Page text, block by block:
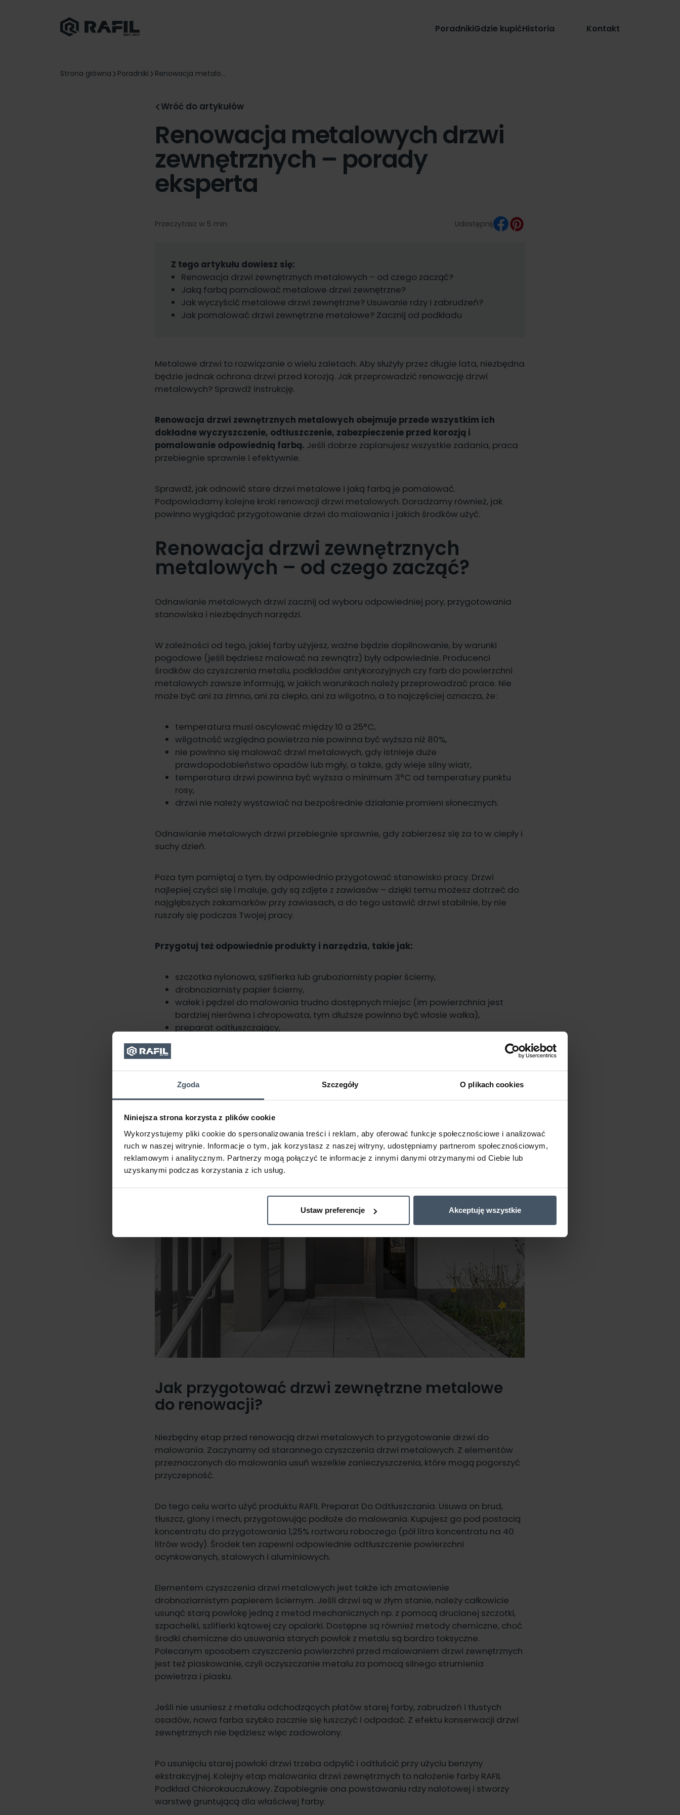
Zgoda Szczegóły O plikach cookies
Niniejsza strona korzysta z plików cookie
Wykorzystujemy pliki cookie do spersonalizowania treści i reklam, aby oferować funkcje społecznościowe i analizować
ruch w naszej witrynie. Informacje o tym, jak korzystasz z naszej witryny, udostępniamy partnerom społecznościowym,
reklamowym i analitycznym. Partnerzy mogą połączyć te informacje z innymi danymi otrzymanymi od Ciebie lub
uzyskanymi podczas korzystania z ich usług.
Ustaw preferencje Akceptuję wszystkie
PoradnikiGdzie kupićHistoria Kontakt
Strona główna Poradniki Renowacja metalo...
Wróć do artykułów
Renowacja metalowych drzwi
zewnętrznych – porady
eksperta
Przeczytasz w 5 min Udostępnij
Z tego artykułu dowiesz się:
Renowacja drzwi zewnętrznych metalowych – od czego zacząć?
Jaką farbą pomalować metalowe drzwi zewnętrzne?
Jak wyczyścić metalowe drzwi zewnętrzne? Usuwanie rdzy i zabrudzeń?
Jak pomalować drzwi zewnętrzne metalowe? Zacznij od podkładu
Metalowe drzwi to rozwiązanie o wielu zaletach. Aby służyły przez długie lata, niezbędna
będzie jednak ochrona drzwi przed korozją. Jak przeprowadzić renowację drzwi
metalowych? Sprawdź instrukcję.
Renowacja drzwi zewnętrznych metalowych obejmuje przede wszystkim ich
dokładne wyczyszczenie, odtłuszczenie, zabezpieczenie przed korozją i
pomalowanie odpowiednią farbą. Jeśli dobrze zaplanujesz wszystkie zadania, praca
przebiegnie sprawnie i efektywnie.
Sprawdź, jak odnowić stare drzwi metalowe i jaką farbą je pomalować.
Podpowiadamy kolejne kroki renowacji drzwi metalowych. Doradzamy również, jak
powinno wyglądać przygotowanie drzwi do malowania i jakich środków użyć.
Renowacja drzwi zewnętrznych
metalowych – od czego zacząć?
Odnawianie metalowych drzwi zacznij od wyboru odpowiedniej pory, przygotowania
stanowiska i niezbędnych narzędzi.
W zależności od tego, jakiej farby użyjesz, ważne będzie dopilnowanie, by warunki
pogodowe (jeśli będziesz malować na zewnątrz) były odpowiednie. Producenci
środków do czyszczenia metalu, podkładów antykorozyjnych czy farb do powierzchni
metalowych zawsze informują, w jakich warunkach należy przeprowadzać prace. Nie
może być ani za zimno, ani za ciepło, ani za wilgotno, a to najczęściej oznacza, że:
temperatura musi oscylować między 10 a 25°C,
wilgotność względna powietrza nie powinna być wyższa niż 80%,
nie powinno się malować drzwi metalowych, gdy istnieje duże
prawdopodobieństwo opadów lub mgły, a także, gdy wieje silny wiatr,
temperatura drzwi powinna być wyższa o minimum 3°C od temperatury punktu
rosy,
drzwi nie należy wystawiać na bezpośrednie działanie promieni słonecznych.
Odnawianie metalowych drzwi przebiegnie sprawnie, gdy zabierzesz się za to w ciepły i
suchy dzień.
Poza tym pamiętaj o tym, by odpowiednio przygotować stanowisko pracy. Drzwi
najlepiej czyści się i maluje, gdy są zdjęte z zawiasów – dzięki temu możesz dotrzeć do
najgłębszych zakamarków przy zawiasach, a do tego ustawić drzwi stabilnie, by nie
ruszały się podczas Twojej pracy.
Przygotuj też odpowiednie produkty i narzędzia, takie jak:
szczotka nylonowa, szlifierka lub gruboziarnisty papier ścierny,
drobnoziarnisty papier ścierny,
wałek i pędzel do malowania trudno dostępnych miejsc (im powierzchnia jest
bardziej nierówna i chropowata, tym dłuższe powinno być włosie wałka),
preparat odtłuszczający,
Jak przygotować drzwi zewnętrzne metalowe
do renowacji?
Niezbędny etap przed renowacją drzwi metalowych to przygotowanie drzwi do
malowania. Zaczynamy od starannego czyszczenia drzwi metalowych. Z elementów
przeznaczonych do malowania usuń wszelkie zanieczyszczenia, które mogą pogorszyć
przyczepność.
Do tego celu warto użyć produktu RAFIL Preparat Do Odtłuszczania. Usuwa on brud,
tłuszcz, glony i mech, przygotowując podłoże do malowania. Kupujesz go pod postacią
koncentratu do przygotowania 1,25% roztworu roboczego (pół litra koncentratu na 40
litrów wody). Środek ten zapewni odpowiednie odtłuszczenie powierzchni
ocynkowanych, stalowych i aluminiowych.
Elementem czyszczenia drzwi metalowych jest także ich zmatowienie
drobnoziarnistym papierem ściernym. Jeśli drzwi są w złym stanie, należy całkowicie
usunąć starą powłokę jedną z metod mechanicznych np. z pomocą drucianej szczotki,
szpachelki, szlifierki kątowej czy opalarki. Dostępne są również metody chemiczne, choć
środki chemiczne do usuwania starych powłok z metalu są bardzo toksyczne.
Polecanym sposobem czyszczenia powierzchni przed malowaniem drzwi zewnętrznych
jest też piaskowanie, czyli oczyszczanie metalu za pomocą silnego strumienia
powietrza i piasku.
Jeśli nie usuniesz z metalu odchodzących płatów starej farby, zabrudzeń i tłustych
osadów, nowa farba szybko zacznie się łuszczyć i odpadać. Z efektu konserwacji drzwi
zewnętrznych nie będziesz więc zadowolony.
Po usunięciu starej powłoki drzwi trzeba odpylić i odtłuścić przy użyciu benzyny
ekstrakcyjnej. Kolejny etap malowania drzwi zewnętrznych to nałożenie farby RAFIL
Podkład Chlorokauczukowy. Zapobiegnie ona powstawaniu rdzy nalotowej i stworzy
warstwę gruntującą dla właściwej farby.